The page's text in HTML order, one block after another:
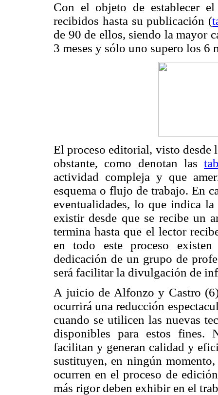
Con el objeto de establecer
recibidos hasta su publicación (
de 90 de ellos, siendo la mayor
3 meses y sólo uno supero los 6
El proceso editorial, visto desde
obstante, como denotan las
actividad compleja y que
esquema o flujo de trabajo. En
eventualidades, lo que indica
existir desde que se recibe un
termina hasta que el lector
en todo este proceso
dedicación de un grupo de
será facilitar la divulgación de
A juicio de Alfonzo y Castro
ocurrirá una reducción
cuando se utilicen las nuevas
disponibles para estos fines.
facilitan y generan calidad y
sustituyen, en ningún
ocurren en el proceso de
más rigor deben exhibir en el